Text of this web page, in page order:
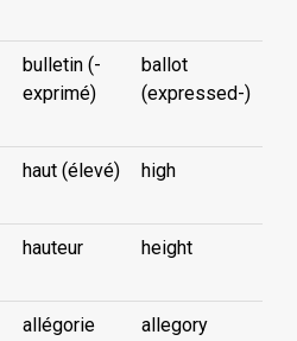
bulletin (-
exprimé)
ballot
(expressed-)
haut (élevé) high
hauteur height
allégorie
allegory